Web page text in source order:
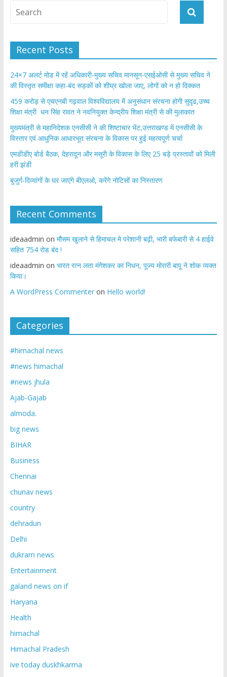
Recent Posts
24×7 अलर्ट मोड में रहें अधिकारी-मुख्य सचिव मानसून-एसईओसी से मुख्य सचिव ने
की विस्तृत समीक्षा कहा-बंद सड़कों को शीघ्र खोला जाए, लोगों को न हो दिक्कत
459 करोड़ से एचएनबी गढ़वाल विश्वविद्यालय में अनुसंधान संरचना होगी सुदृढ,उच्च
शिक्षा मंत्री धन सिंह रावत ने नवनियुक्त केन्द्रीय शिक्षा मंत्री से की मुलाकात
मुख्यमंत्री से महानिदेशक एनसीसी ने की शिष्टाचार भेंट,उत्तराखण्ड में एनसीसी के
विस्तार एवं आधुनिक आधारभूत संरचना के विकास पर हुई महत्वपूर्ण चर्चा
एमडीडीए बोर्ड बैठक, देहरादून और मसूरी के विकास के लिए 25 बड़े प्रस्तावों को मिली
हरी झंडी
बुजुर्ग-दिव्यांगों के घर जाएंगे बीएलओ, करेंगे नोटिसों का निस्तारण
Recent Comments
ideaadmin on मौसम खुलाने से हिमाचल मे परेशानी बढ़ी, भारी बर्फबारी से 4 हाईवे
सहित 754 रोड बंद !
ideaadmin on भारत रत्न लता मंगेशकर का निधन, पूज्य मोरारी बापू ने शोक व्यक्त
किया।
A WordPress Commenteron Hello world!
Categories
#himachal news
#news himachal
#news jhula
Ajab-Gajab
almoda.
big news
BIHAR
Business
Chennai
chunav news
country
dehradun
Delhi
dukram news
Entertainment
galand news on if
Haryana
Health
himachal
Himachal Pradesh
ive today duskhkarma